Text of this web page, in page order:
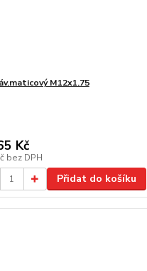
M12x1.75
Kč
bez DPH
Přidat do košíku